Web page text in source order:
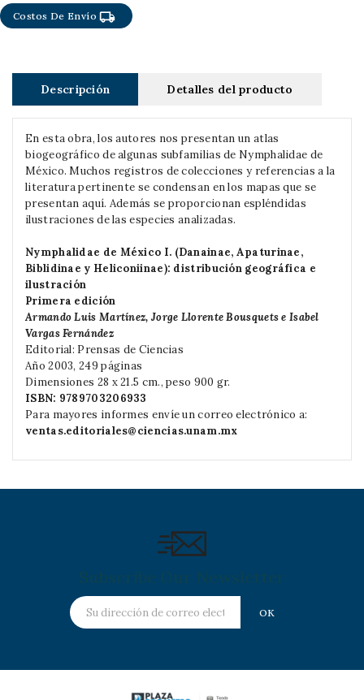
Costos De Envíolocal_shipping
Descripción Detalles del producto
En esta obra, los autores nos presentan un atlas
biogeográfico de algunas subfamilias de Nymphalidae de
México. Muchos registros de colecciones y referencias a la
literatura pertinente se condensan en los mapas que se
presentan aquí. Además se proporcionan espléndidas
ilustraciones de las especies analizadas.
Nymphalidae de México I. (Danainae, Apaturinae,
Biblidinae y Heliconiinae): distribución geográfica e
ilustración
Primera edición
Armando Luis Martínez, Jorge Llorente Bousquets e Isabel
Vargas Fernández
Editorial: Prensas de Ciencias
Año 2003, 249 páginas
Dimensiones 28 x 21.5 cm., peso 900 gr.
ISBN: 9789703206933
Para mayores informes envíe un correo electrónico a:
ventas.editoriales@ciencias.unam.mx